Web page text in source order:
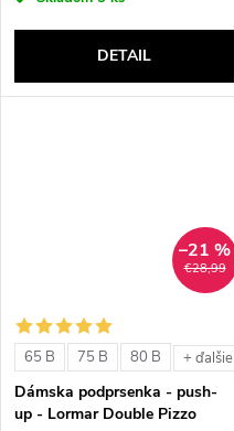
DETAIL
€28,99
–21 %
65 B 75 B 80 B + ďalšie
Dámska podprsenka - push-
up - Lormar Double Pizzo